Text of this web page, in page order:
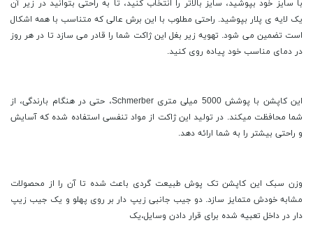
با سایز خود بپوشید، سایز بالاتر را انتخاب کنید، تا به راحتی بتوانید در زیر آن
یک لایه ی پلار بپوشید. راحتی مطلوب با این برش عالی که متناسب با همه اشکال
است تضمین می شود. تهویه زیر بغل این ژاکت شما را قادر می سازد تا در هر روز
در دمای مناسب خود پیاده روی کنید.
این کاپشن با پوشش 5000 میلی متری Schmerber، حتی در هنگام بارندگی، از
شما محافظت میکند. در تولید این ژاکت از مواد تنفسی استفاده شده که آسایش
و راحتی بیشتر را به شما ارائه دهد.
وزن سبک این کاپشن تک پوش طبیعت گردی باعث شده تا آن را از محصولات
مشابه خودش متمایز سازد. دو جیب جانبی زیپ دار بر روی پهلو و یک جیب زیپ
دار در داخل تعبیه شده برای قرار دادن وسایل،یک